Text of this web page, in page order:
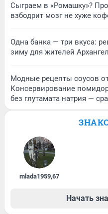
Сыграем в «Ромашку»?
взбодрит мозг не хуже
Одна банка — три вкуса:
зиму для жителей
Модные рецепты соусов
Консервирование
без глутамата натрия —
mlada1959,67
Начать